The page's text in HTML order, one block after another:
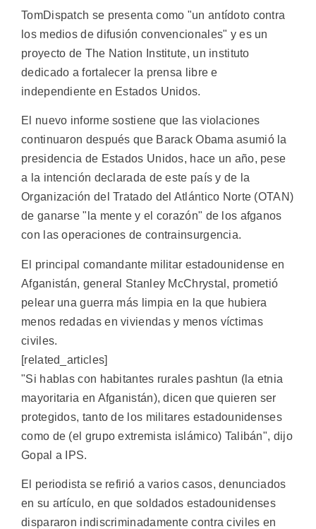
TomDispatch se presenta como "un antídoto contra
los medios de difusión convencionales" y es un
proyecto de The Nation Institute, un instituto
dedicado a fortalecer la prensa libre e
independiente en Estados Unidos.
El nuevo informe sostiene que las violaciones
continuaron después que Barack Obama asumió la
presidencia de Estados Unidos, hace un año, pese
a la intención declarada de este país y de la
Organización del Tratado del Atlántico Norte (OTAN)
de ganarse "la mente y el corazón" de los afganos
con las operaciones de contrainsurgencia.
El principal comandante militar estadounidense en
Afganistán, general Stanley McChrystal, prometió
pelear una guerra más limpia en la que hubiera
menos redadas en viviendas y menos víctimas
civiles.
[related_articles]
"Si hablas con habitantes rurales pashtun (la etnia
mayoritaria en Afganistán), dicen que quieren ser
protegidos, tanto de los militares estadounidenses
como de (el grupo extremista islámico) Talibán", dijo
Gopal a IPS.
El periodista se refirió a varios casos, denunciados
en su artículo, en que soldados estadounidenses
dispararon indiscriminadamente contra civiles en